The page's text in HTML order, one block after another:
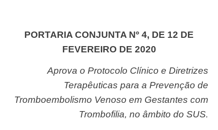
PORTARIA CONJUNTA Nº 4, DE 12 DE
FEVEREIRO DE 2020
Aprova o Protocolo Clínico e Diretrizes
Terapêuticas para a Prevenção de
Tromboembolismo Venoso em Gestantes com
Trombofilia, no âmbito do SUS.